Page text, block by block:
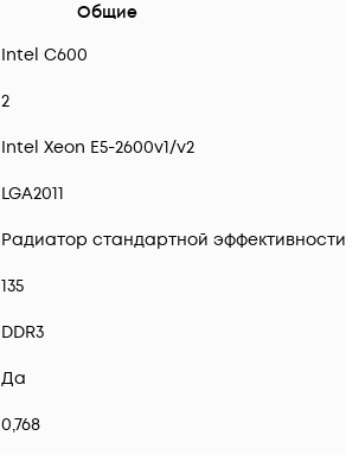
Общие
Intel C600
2
Intel Xeon E5-2600v1/v2
LGA2011
Радиатор стандартной эффективности
135
DDR3
Да
0,768